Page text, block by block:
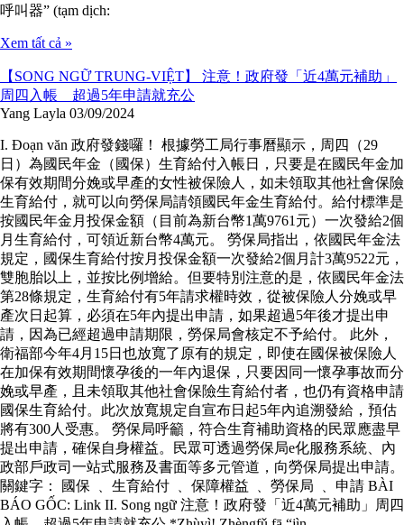
呼叫器” (tạm dịch:
Xem tất cả »
【SONG NGỮ TRUNG-VIỆT】 注意！政府發「近4萬元補助」
周四入帳 超過5年申請就充公
Yang Layla 03/09/2024
I. Đoạn văn 政府發錢囉！ 根據勞工局行事曆顯示，周四（29
日）為國民年金（國保）生育給付入帳日，只要是在國民年金加
保有效期間分娩或早產的女性被保險人，如未領取其他社會保險
生育給付，就可以向勞保局請領國民年金生育給付。給付標準是
按國民年金月投保金額（目前為新台幣1萬9761元）一次發給2個
月生育給付，可領近新台幣4萬元。 勞保局指出，依國民年金法
規定，國保生育給付按月投保金額一次發給2個月計3萬9522元，
雙胞胎以上，並按比例增給。但要特別注意的是，依國民年金法
第28條規定，生育給付有5年請求權時效，從被保險人分娩或早
產次日起算，必須在5年內提出申請，如果超過5年後才提出申
請，因為已經超過申請期限，勞保局會核定不予給付。 此外，
衛福部今年4月15日也放寬了原有的規定，即使在國保被保險人
在加保有效期間懷孕後的一年內退保，只要因同一懷孕事故而分
娩或早產，且未領取其他社會保險生育給付者，也仍有資格申請
國保生育給付。此次放寬規定自宣布日起5年內追溯發給，預估
將有300人受惠。 勞保局呼籲，符合生育補助資格的民眾應盡早
提出申請，確保自身權益。民眾可透過勞保局e化服務系統、內
政部戶政司一站式服務及書面等多元管道，向勞保局提出申請。
關鍵字： 國保 ﹑ 生育給付 ﹑ 保障權益 ﹑ 勞保局 ﹑ 申請 BÀI
BÁO GỐC: Link II. Song ngữ 注意！政府發「近4萬元補助」周四